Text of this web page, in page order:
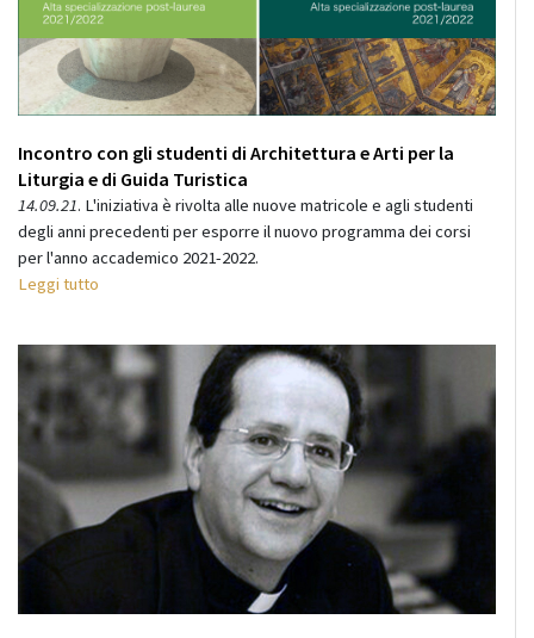
Incontro con gli studenti di Architettura e Arti per la
Liturgia e di Guida Turistica
14.09.21. L'iniziativa è rivolta alle nuove matricole e agli studenti
degli anni precedenti per esporre il nuovo programma dei corsi
per l'anno accademico 2021-2022.
Leggi tutto